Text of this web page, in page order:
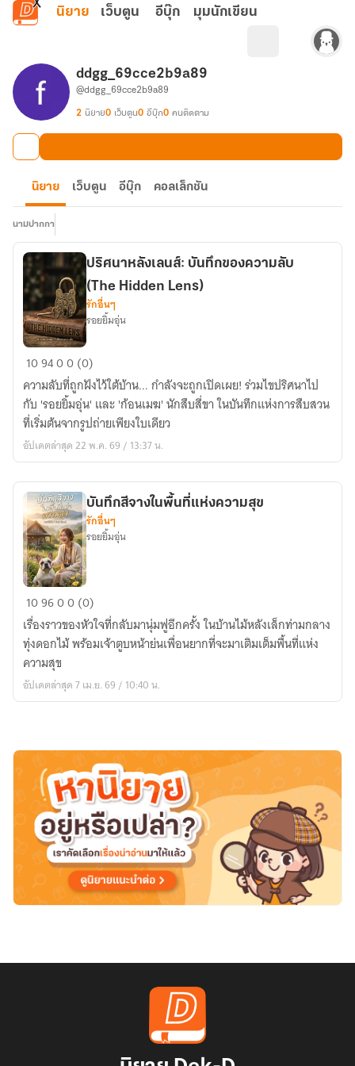
ข้ามไปยังเนื้อหาหลัก
นิยาย เว็บตูน อีบุ๊ก มุมนักเขียน
ddgg_69cce2b9a89
@ddgg_69cce2b9a89
2 นิยาย0 เว็บตูน0 อีบุ๊ก0 คนติดตาม
นิยาย เว็บตูน อีบุ๊ก คอลเล็กชัน
นามปากกา
ปริศนา
เลนส์:
บันทึก
ของ
ความ
(The
Hidden
Lens)
ปริศนาหลังเลนส์: บันทึกของความลับ
(The Hidden Lens)
รักอื่นๆ
รอยยิ้มอุ่น
109400 (0)
ความลับที่ถูกฝังไว้ใต้บ้าน... กำลังจะถูกเปิดเผย! ร่วมไขปริศนาไป
กับ 'รอยยิ้มอุ่น' และ 'ก้อนเมฆ' นักสืบสี่ขา ในบันทึกแห่งการสืบสวน
ที่เริ่มต้นจากรูปถ่ายเพียงใบเดียว
อัปเดตล่าสุด 22 พ.ค. 69 / 13:37 น.
บันทึก
สี
จาง
ใน
พื้นที่
แห่ง
บันทึกสีจางในพื้นที่แห่งความสุข
รักอื่นๆ
รอยยิ้มอุ่น
109600 (0)
เรื่องราวของหัวใจที่กลับมานุ่มฟูอีกครั้ง ในบ้านไม้หลังเล็กท่ามกลาง
ทุ่งดอกไม้ พร้อมเจ้าตูบหน้าย่นเพื่อนยากที่จะมาเติมเต็มพื้นที่แห่ง
ความสุข
อัปเดตล่าสุด 7 เม.ย. 69 / 10:40 น.